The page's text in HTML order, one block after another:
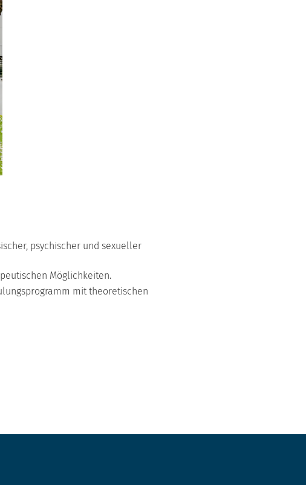
psychischer und sexueller
Möglichkeiten.
mit theoretischen